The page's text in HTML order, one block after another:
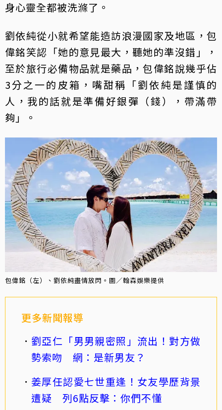
身心靈全都被洗滌了。
劉依純從小就希望能造訪浪漫國家及地區，包
偉銘笑認「她的意見最大，聽她的準沒錯」，
至於旅行必備物品就是藥品，包偉銘說幾乎佔
3分之一的皮箱，嘴甜稱「劉依純是謹慎的
人，我的話就是準備好銀彈（錢），帶滿帶
夠」。
包偉銘（左）、劉依純盡情放閃。圖／翰森娛樂提供
更多新聞報導
劉亞仁「男男親密照」流出！對方做
勢索吻 網：是新男友？
姜厚任認愛七世重逢！女友學歷背景
遭疑 列6點反擊：你們不懂